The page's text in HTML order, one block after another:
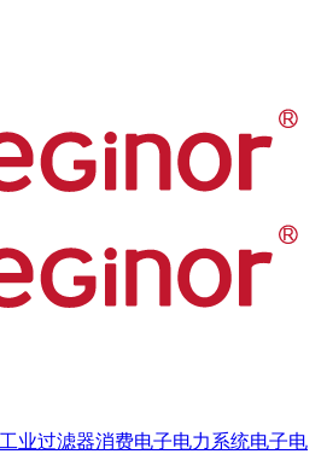
工业过滤器消费电子电力系统电子电